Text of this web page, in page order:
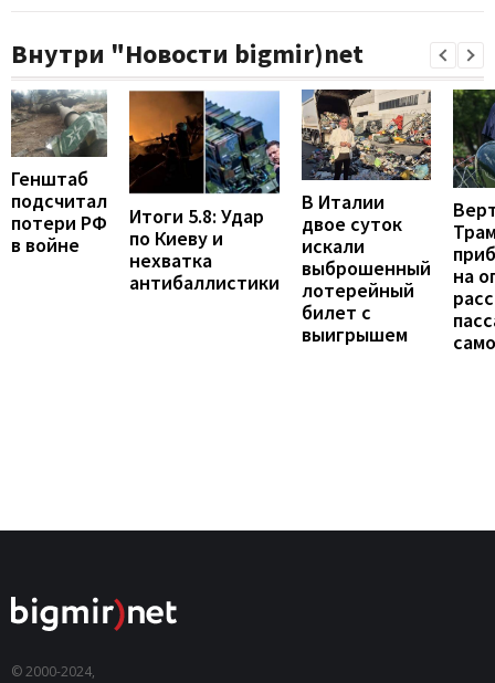
Внутри "Новости bigmir)net
Генштаб
подсчитал
потери РФ
в войне
Итоги 5.8: Удар
по Киеву и
нехватка
антибаллистики
В Италии
двое суток
искали
выброшенный
лотерейный
билет с
выигрышем
на
© 2000-2024,